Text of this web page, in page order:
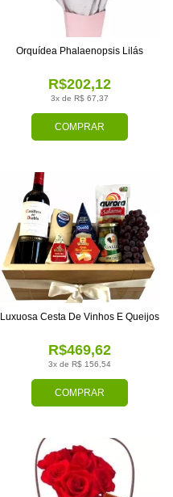
COMPRAR
3x de R$ 67,37
R$202,12
Orquídea Phalaenopsis Lilás
COMPRAR
3x de R$ 156,54
R$469,62
Luxuosa Cesta De Vinhos E Queijos